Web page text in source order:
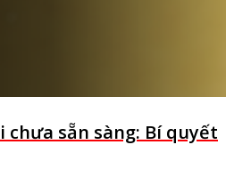
chưa sẵn sàng: Bí quyết